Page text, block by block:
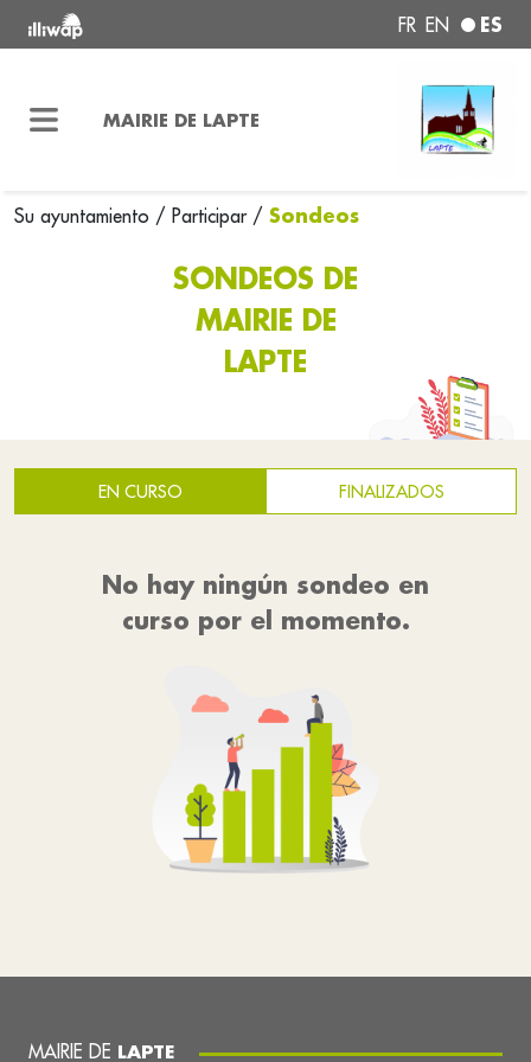
FR EN ES
MAIRIE DE LAPTE
Su ayuntamiento / Participar/ Sondeos
SONDEOS DE
MAIRIE DE
LAPTE
EN CURSO FINALIZADOS
No hay ningún sondeo en
curso por el momento.
MAIRIE DE LAPTE